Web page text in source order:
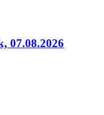
07.08.2026